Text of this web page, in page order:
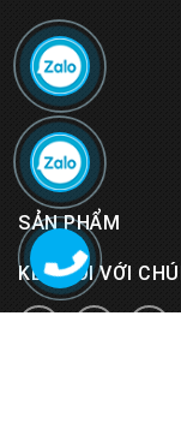
SẢN PHẨM
KẾT NỐI VỚI